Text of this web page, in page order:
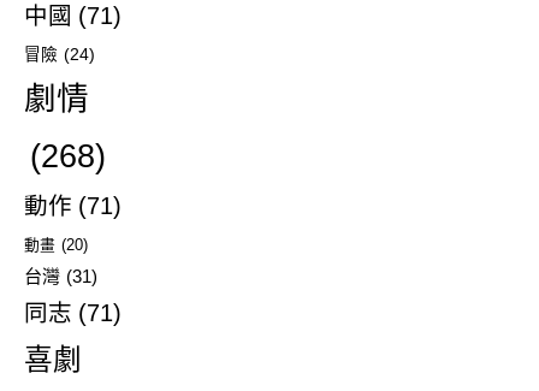
中國 (71)
冒險 (24)
劇情
(268)
動作 (71)
動畫 (20)
台灣 (31)
同志 (71)
喜劇